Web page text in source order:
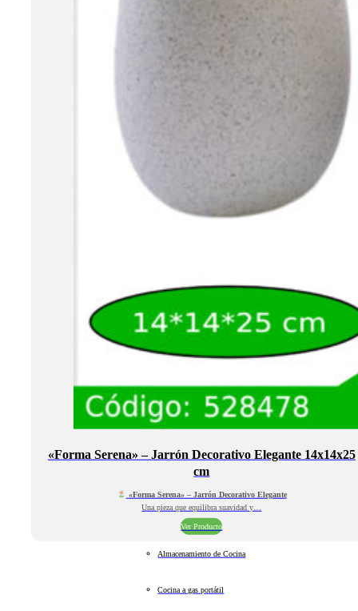
«Forma Serena» – Jarrón Decorativo Elegante 14x14x25
cm
«Forma Serena» – Jarrón Decorativo Elegante
Una pieza que equilibra suavidad y…
Ver Producto
Almacenamiento de Cocina
Cocina a gas portátil